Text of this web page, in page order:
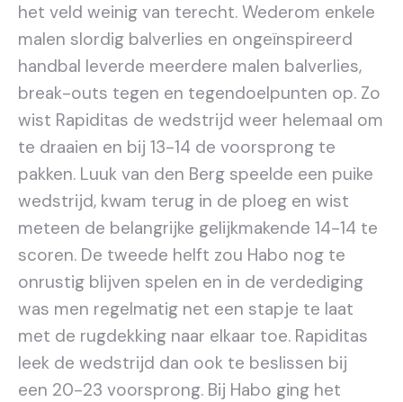
het veld weinig van terecht. Wederom enkele
malen slordig balverlies en ongeïnspireerd
handbal leverde meerdere malen balverlies,
break-outs tegen en tegendoelpunten op. Zo
wist Rapiditas de wedstrijd weer helemaal om
te draaien en bij 13-14 de voorsprong te
pakken. Luuk van den Berg speelde een puike
wedstrijd, kwam terug in de ploeg en wist
meteen de belangrijke gelijkmakende 14-14 te
scoren. De tweede helft zou Habo nog te
onrustig blijven spelen en in de verdediging
was men regelmatig net een stapje te laat
met de rugdekking naar elkaar toe. Rapiditas
leek de wedstrijd dan ook te beslissen bij
een 20-23 voorsprong. Bij Habo ging het